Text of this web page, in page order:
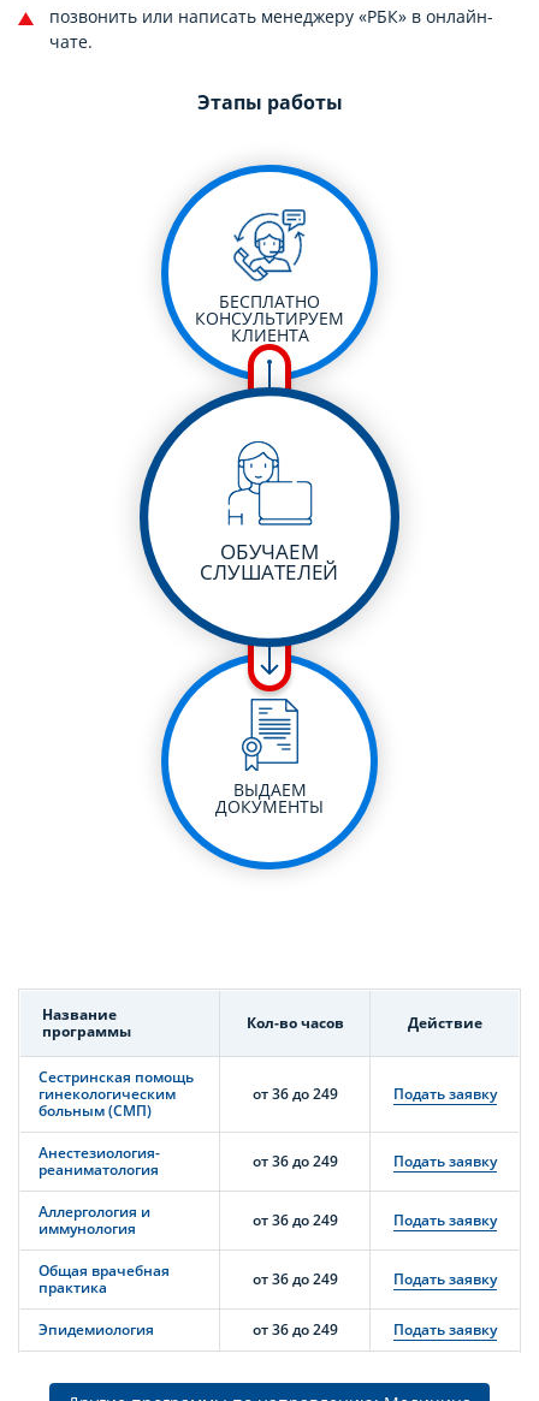
позвонить или написать менеджеру «РБК» в онлайн-
чате.
Этапы работы
БЕСПЛАТНО
КОНСУЛЬТИРУЕМ
КЛИЕНТА
ОБУЧАЕМ
СЛУШАТЕЛЕЙ
ВЫДАЕМ
ДОКУМЕНТЫ
Название
программы
Кол-во часов Действие
Сестринская помощь
гинекологическим
больным (СМП)
от 36 до 249 Подать заявку
Анестезиология-
реаниматология
от 36 до 249 Подать заявку
Аллергология и
иммунология
от 36 до 249 Подать заявку
Общая врачебная
практика
от 36 до 249 Подать заявку
Эпидемиология от 36 до 249 Подать заявку